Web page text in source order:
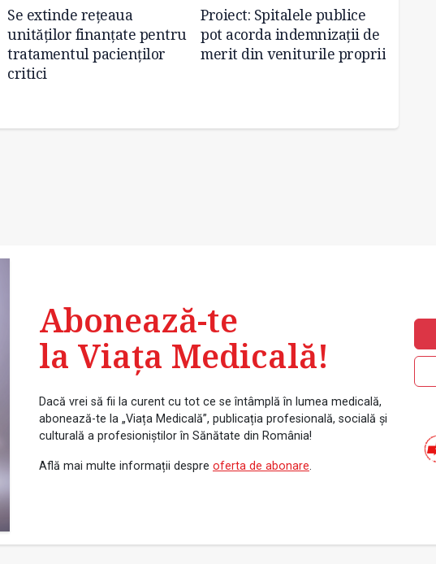
Se extinde rețeaua
unităților finanțate pentru
tratamentul pacienților
critici
Proiect: Spitalele publice
pot acorda indemnizații de
merit din veniturile proprii
Abonează-te
la Viața Medicală!
Dacă vrei să fii la curent cu tot ce se întâmplă în lumea medicală,
abonează-te la „Viața Medicală”, publicația profesională, socială și
culturală a profesioniștilor în Sănătate din România!
Află mai multe informații despre oferta de abonare.